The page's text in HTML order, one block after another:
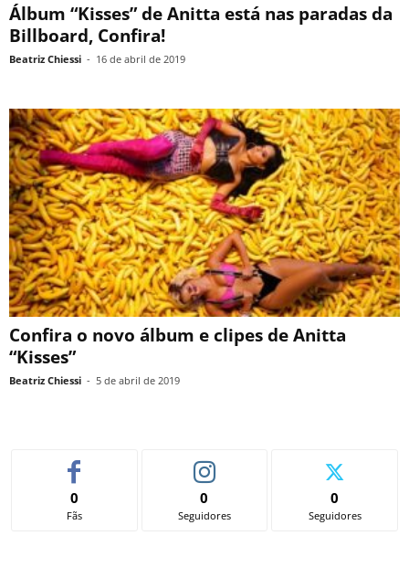
Álbum “Kisses” de Anitta está nas paradas da
Billboard, Confira!
Beatriz Chiessi - 16 de abril de 2019
Confira o novo álbum e clipes de Anitta
“Kisses”
Beatriz Chiessi - 5 de abril de 2019
0
Fãs
0
Seguidores
0
Seguidores